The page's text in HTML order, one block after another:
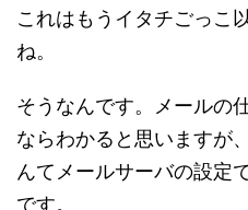
これはもうイタチごっこ
ね。
そうなんです。メールの
ならわかると思いますが
んてメールサーバの設定
です。